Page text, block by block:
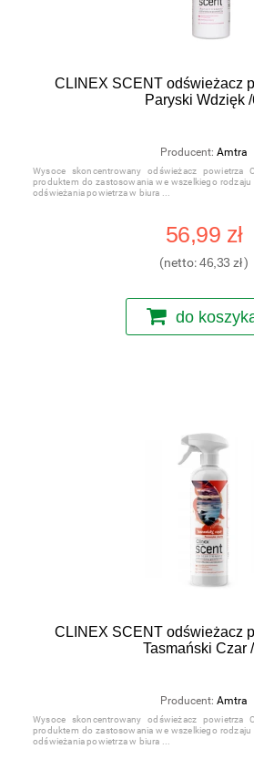
CLINEX SCENT odświeżacz
Paryski Wdzięk
Producent: Amtra
Wysoce skoncentrowany odświeżacz powietrza
produktem do zastosowania we wszelkiego rodzaju
odświeżania powietrza w biura
56,99 zł
(netto:46,33 zł)
do
CLINEX SCENT odświeżacz
Tasmański Czar
Producent: Amtra
Wysoce skoncentrowany odświeżacz powietrza
produktem do zastosowania we wszelkiego rodzaju
odświeżania powietrza w biura